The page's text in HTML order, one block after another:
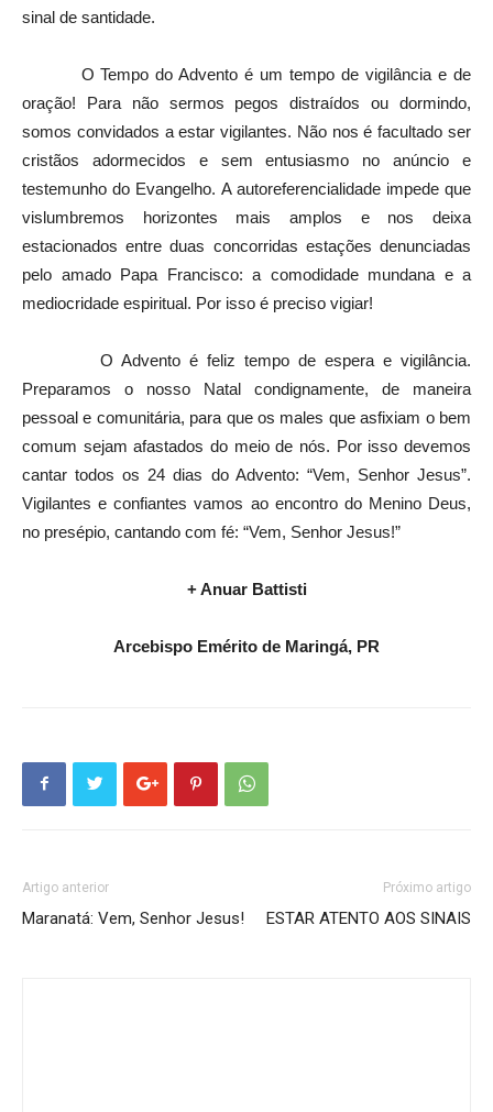
sinal de santidade.
O Tempo do Advento é um tempo de vigilância e de
oração! Para não sermos pegos distraídos ou dormindo,
somos convidados a estar vigilantes. Não nos é facultado ser
cristãos adormecidos e sem entusiasmo no anúncio e
testemunho do Evangelho. A autoreferencialidade impede que
vislumbremos horizontes mais amplos e nos deixa
estacionados entre duas concorridas estações denunciadas
pelo amado Papa Francisco: a comodidade mundana e a
mediocridade espiritual. Por isso é preciso vigiar!
O Advento é feliz tempo de espera e vigilância.
Preparamos o nosso Natal condignamente, de maneira
pessoal e comunitária, para que os males que asfixiam o bem
comum sejam afastados do meio de nós. Por isso devemos
cantar todos os 24 dias do Advento: “Vem, Senhor Jesus”.
Vigilantes e confiantes vamos ao encontro do Menino Deus,
no presépio, cantando com fé: “Vem, Senhor Jesus!”
+ Anuar Battisti
Arcebispo Emérito de Maringá, PR
Artigo anterior
Maranatá: Vem, Senhor Jesus!
Próximo artigo
ESTAR ATENTO AOS SINAIS